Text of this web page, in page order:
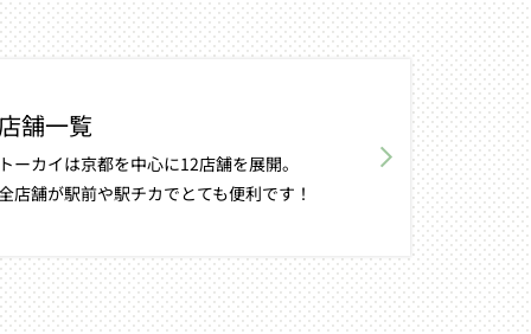
舗一覧
ーカイは京都を中心に12店舗を展開。
店舗が駅前や駅チカでとても便利です！